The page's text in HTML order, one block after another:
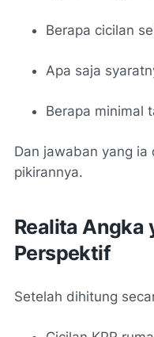
Berapa cicilan
Apa saja
Berapa minimal
Dan jawaban yang
pikirannya.
Realita Angka
Perspektif
Setelah dihitung